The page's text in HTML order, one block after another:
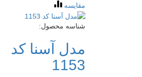
مقایسه
شناسه محصول:
مدل آسنا کد
1153